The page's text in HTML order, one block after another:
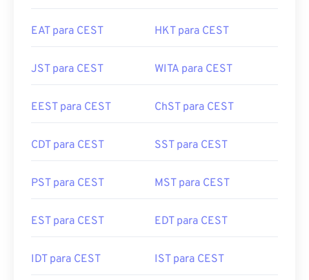
EAT para CEST HKT para CEST
JST para CEST WITA para CEST
EEST para CEST ChST para CEST
CDT para CEST SST para CEST
PST para CEST MST para CEST
EST para CEST EDT para CEST
IDT para CEST IST para CEST